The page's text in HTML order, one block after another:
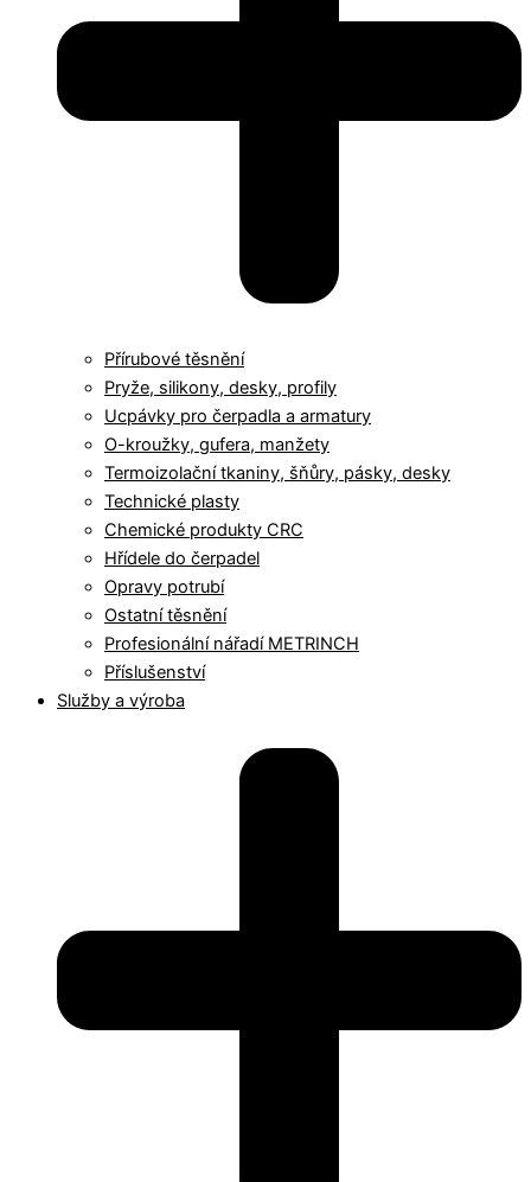
Přírubové těsnění
Pryže, silikony, desky, profily
Ucpávky pro čerpadla a armatury
O-kroužky, gufera, manžety
Termoizolační tkaniny, šňůry, pásky, desky
Technické plasty
Chemické produkty CRC
Hřídele do čerpadel
Opravy potrubí
Ostatní těsnění
Profesionální nářadí METRINCH
Příslušenství
Služby a výroba